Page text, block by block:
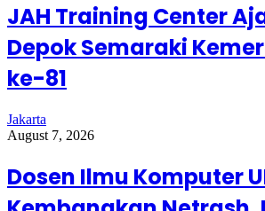
JAH Training Center
Depok Semaraki
ke-81
Jakarta
August 7, 2026
Dosen Ilmu Komputer